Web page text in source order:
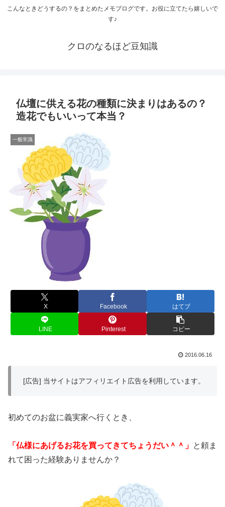
こんなときどうするの？をまとめたメモブログです。お役に立てたら嬉しいで
す♪
クロのなるほど豆知識
仏壇に供える花の種類に決まりはあるの？
造花でもいいって本当？
一般常識
X Facebook はてブ
LINE Pinterest コピー
2016.06.16
[広告] 当サイトはアフィリエイト広告を利用しています。
初めてのお盆に義実家へ行くとき、
「仏様にあげるお花を買ってきてちょうだい＾＾」 と頼ま
れて困った経験ありませんか？